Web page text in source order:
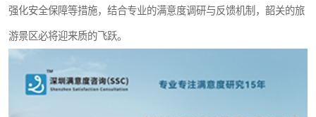
强化安全保障等措施，结合专业的满意度调研与反馈机制，韶关的旅
游景区必将迎来质的飞跃。